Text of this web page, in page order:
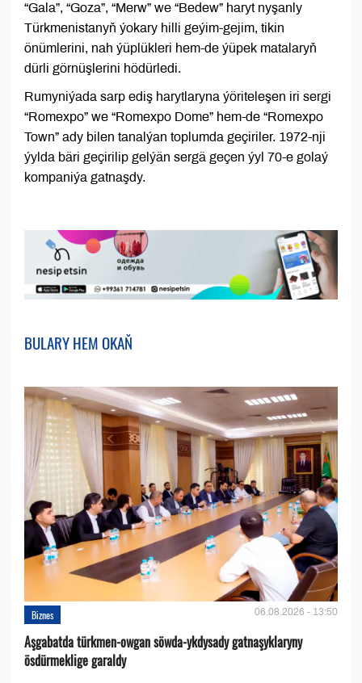
“Gala”, “Goza”, “Merw” we “Bedew” haryt nyşanly
Türkmenistanyň ýokary hilli geýim-gejim, tikin
önümlerini, nah ýüplükleri hem-de ýüpek matalaryň
dürli görnüşlerini hödürledi.
Rumyniýada sarp ediş harytlaryna ýöriteleşen iri sergi
“Romexpo” we “Romexpo Dome” hem-de “Romexpo
Town” ady bilen tanalýan toplumda geçiriler. 1972-nji
ýylda bäri geçirilip gelýän sergä geçen ýyl 70-e golaý
kompaniýa gatnaşdy.
BULARY HEM OKAŇ
Biznes 06.08.2026 - 13:50
Aşgabatda türkmen-owgan söwda-ykdysady gatnaşyklaryny
ösdürmeklige garaldy